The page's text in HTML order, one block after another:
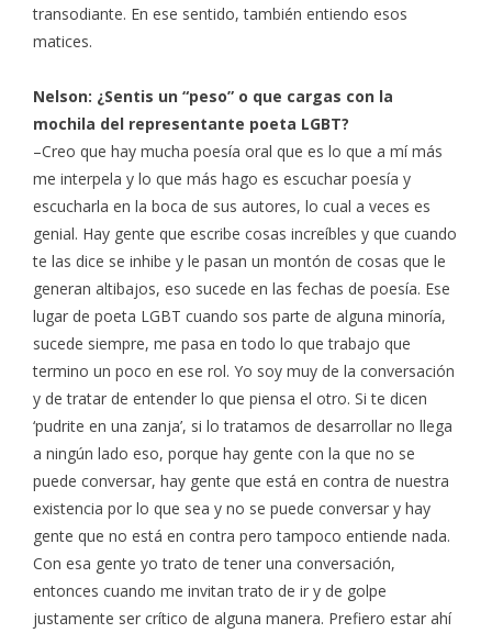
transodiante. En ese sentido, también entiendo esos
matices.
Nelson: ¿Sentis un “peso” o que cargas con la
mochila del representante poeta LGBT?
–Creo que hay mucha poesía oral que es lo que a mí más
me interpela y lo que más hago es escuchar poesía y
escucharla en la boca de sus autores, lo cual a veces es
genial. Hay gente que escribe cosas increíbles y que cuando
te las dice se inhibe y le pasan un montón de cosas que le
generan altibajos, eso sucede en las fechas de poesía. Ese
lugar de poeta LGBT cuando sos parte de alguna minoría,
sucede siempre, me pasa en todo lo que trabajo que
termino un poco en ese rol. Yo soy muy de la conversación
y de tratar de entender lo que piensa el otro. Si te dicen
‘pudrite en una zanja’, si lo tratamos de desarrollar no llega
a ningún lado eso, porque hay gente con la que no se
puede conversar, hay gente que está en contra de nuestra
existencia por lo que sea y no se puede conversar y hay
gente que no está en contra pero tampoco entiende nada.
Con esa gente yo trato de tener una conversación,
entonces cuando me invitan trato de ir y de golpe
justamente ser crítico de alguna manera. Prefiero estar ahí